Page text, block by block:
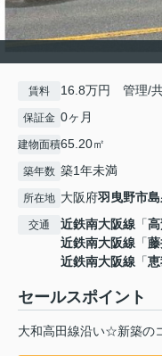
賃料 16.8万円 管理/
保証金 0ヶ月
建物面積65.20㎡
築年数 築1年未満
所在地 大阪府羽曳野市
交通 近鉄南大阪線 「
近鉄南大阪線 「
近鉄南大阪線 「
セールスポイント
大和高田線沿い☆新築の